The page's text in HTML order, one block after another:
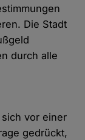
Die Stadt
durch alle
vor einer
gedrückt,